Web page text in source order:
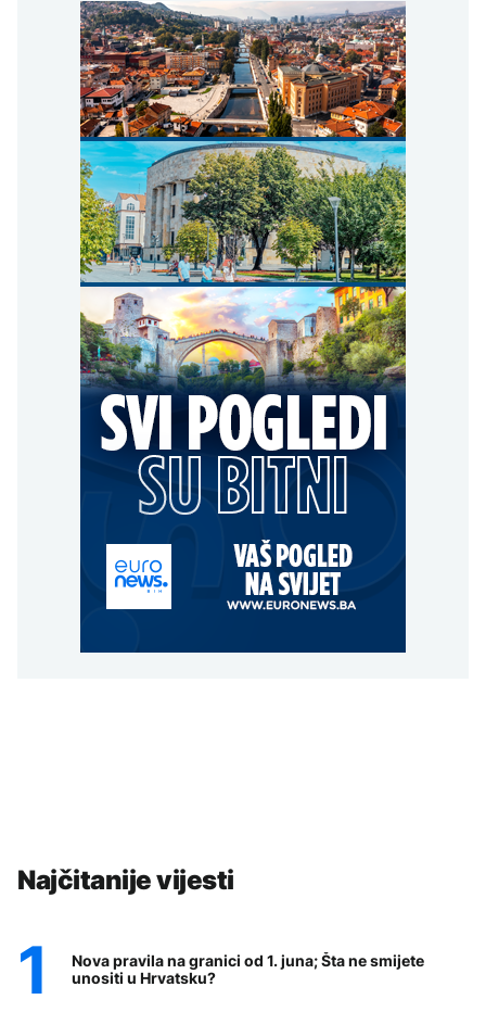
Najčitanije vijesti
Nova pravila na granici od 1. juna; Šta ne smijete
unositi u Hrvatsku?